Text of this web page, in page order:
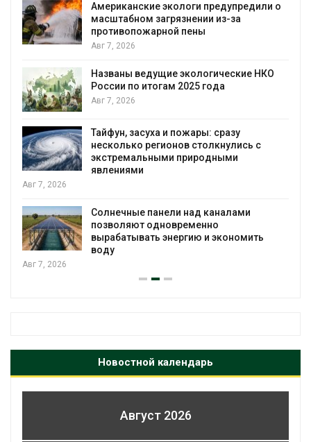
экологи предупредили о
загрязнении из-за
пены
ведущие экологические НКО
итогам 2025 года
засуха и пожары: сразу
регионов столкнулись с
природными
панели над каналами
одновременно
энергию и экономить
Панамский
В китайской
МЕГА и
воду из
Новостной календарь
Август 2026